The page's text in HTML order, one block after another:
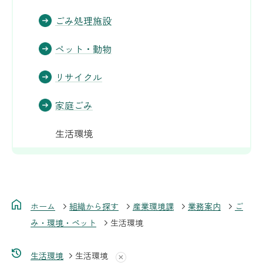
ごみ処理施設
ペット・動物
リサイクル
家庭ごみ
生活環境
ホーム 組織から探す 産業環境課 業務案内
ご
み・環境・ペット
生活環境
生活環境 生活環境